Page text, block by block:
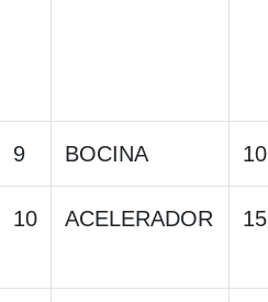
9 BOCINA 10
10 ACELERADOR 15